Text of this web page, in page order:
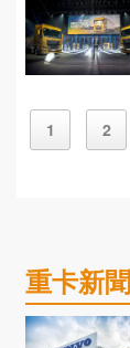
1 2
重卡新聞